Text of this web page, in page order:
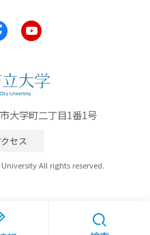
大学町二丁目1番1号
セス
All rights reserved.